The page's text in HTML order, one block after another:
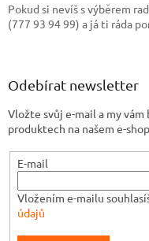
Pokud si nevíš s výběrem
(777 93 94 99) a já ti ráda
Odebírat newsletter
Vložte svůj e-mail a my
produktech na našem e-
E-mail
Vložením e-mailu
údajů